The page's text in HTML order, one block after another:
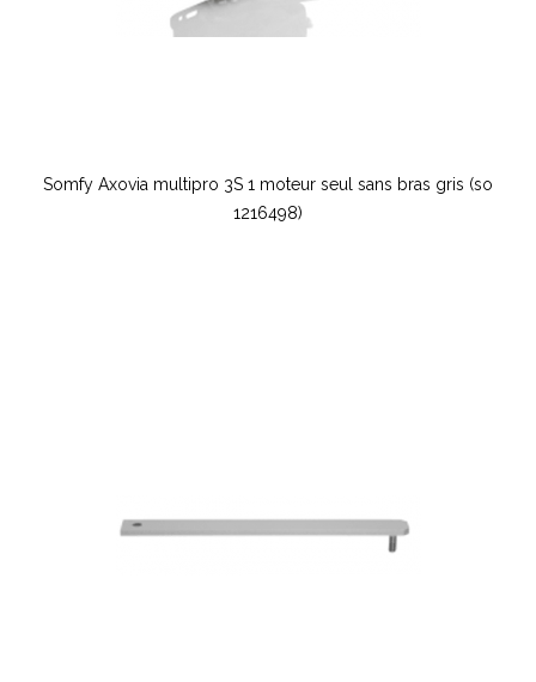
Somfy Axovia multipro 3S 1 moteur seul sans bras gris (so
1216498)